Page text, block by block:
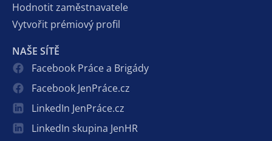
Hodnotit zaměstnavatele
Vytvořit prémiový profil
NAŠE SÍTĚ
Facebook Práce a Brigády
Facebook JenPráce.cz
LinkedIn JenPráce.cz
LinkedIn skupina JenHR